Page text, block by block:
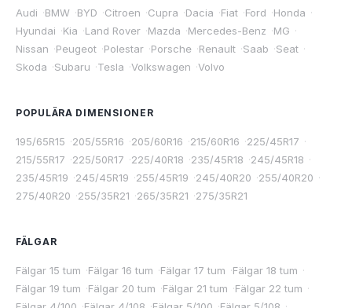
Audi ·BMW ·BYD ·Citroen ·Cupra ·Dacia ·Fiat ·Ford ·Honda ·
Hyundai ·Kia ·Land Rover ·Mazda ·Mercedes-Benz ·MG ·
Nissan ·Peugeot ·Polestar ·Porsche ·Renault ·Saab ·Seat ·
Skoda ·Subaru ·Tesla ·Volkswagen ·Volvo
POPULÄRA DIMENSIONER
195/65R15 ·205/55R16 ·205/60R16 ·215/60R16 ·225/45R17 ·
215/55R17 ·225/50R17 ·225/40R18 ·235/45R18 ·245/45R18 ·
235/45R19 ·245/45R19 ·255/45R19 ·245/40R20 ·255/40R20 ·
275/40R20 ·255/35R21 ·265/35R21 ·275/35R21
FÄLGAR
Fälgar 15 tum ·Fälgar 16 tum ·Fälgar 17 tum ·Fälgar 18 tum ·
Fälgar 19 tum ·Fälgar 20 tum ·Fälgar 21 tum ·Fälgar 22 tum ·